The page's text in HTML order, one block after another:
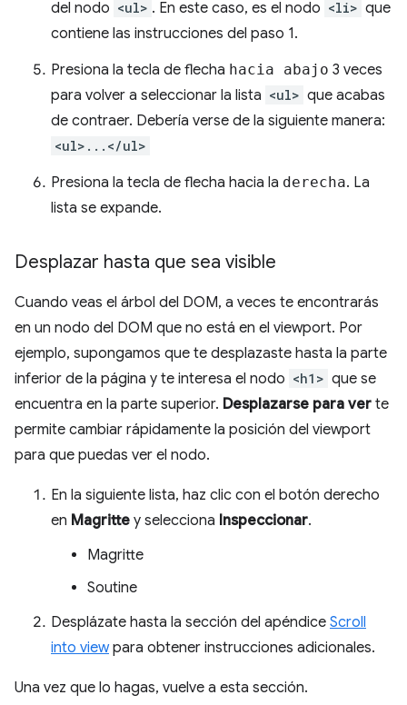
del nodo <ul> . En este caso, es el nodo <li> que
contiene las instrucciones del paso 1.
Presiona la tecla de flecha hacia abajo 3 veces
para volver a seleccionar la lista <ul> que acabas
de contraer. Debería verse de la siguiente manera:
<ul>...</ul>
Presiona la tecla de flecha hacia la derecha. La
lista se expande.
Desplazar hasta que sea visible
Cuando veas el árbol del DOM, a veces te encontrarás
en un nodo del DOM que no está en el viewport. Por
ejemplo, supongamos que te desplazaste hasta la parte
inferior de la página y te interesa el nodo <h1> que se
encuentra en la parte superior. Desplazarse para ver te
permite cambiar rápidamente la posición del viewport
para que puedas ver el nodo.
En la siguiente lista, haz clic con el botón derecho
en Magritte y selecciona Inspeccionar.
Magritte
Soutine
Desplázate hasta la sección del apéndice Scroll
into viewpara obtener instrucciones adicionales.
Una vez que lo hagas, vuelve a esta sección.